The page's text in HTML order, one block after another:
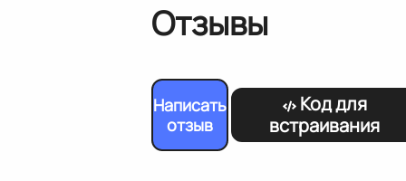
Отзывы
Написать
отзыв
Код для
встраивания